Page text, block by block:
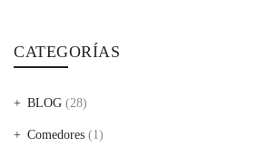
CATEGORÍAS
BLOG (28)
Comedores (1)